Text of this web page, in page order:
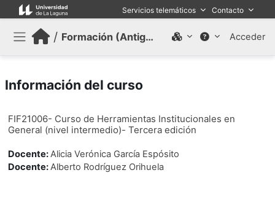
Salta al contenido principal Servicios telemáticos Contacto
/ Formación (Antiguo) Acceder
Información del curso
FIF21006- Curso de Herramientas Institucionales en
General (nivel intermedio)- Tercera edición
Docente:Alicia Verónica García Espósito
Docente:Alberto Rodríguez Orihuela